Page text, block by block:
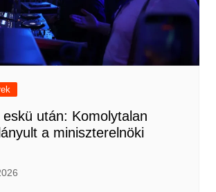
után: Komolytalan
a miniszterelnöki